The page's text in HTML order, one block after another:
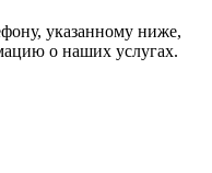
указанному ниже,
о наших услугах.